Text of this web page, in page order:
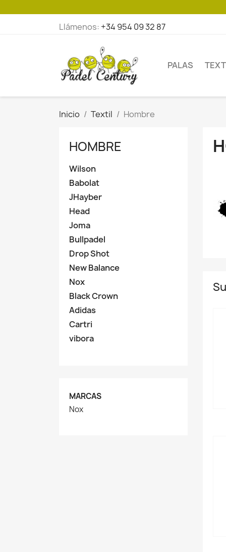
Llámenos: +34 954 09 32 87
PALAS
Inicio Textil Hombre
HOMBRE
Wilson
Babolat
JHayber
Head
Joma
Bullpadel
Drop Shot
New Balance
Nox
Black Crown
Adidas
Cartri
vibora
MARCAS
Nox